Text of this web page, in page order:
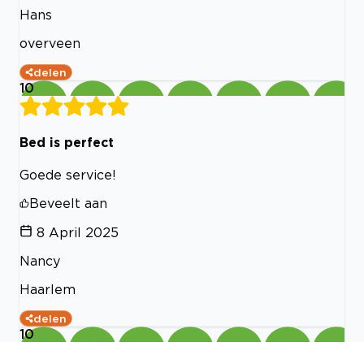
Hans
overveen
delen
10
Bed is perfect
Goede service!
Beveelt aan
8 April 2025
Nancy
Haarlem
delen
10